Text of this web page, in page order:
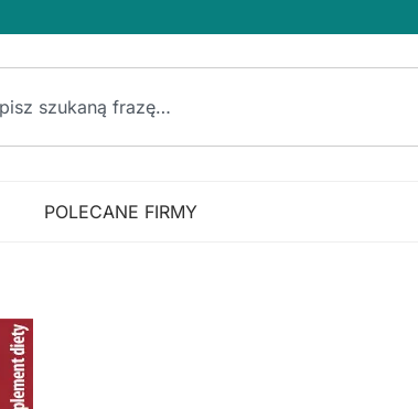
POLECANE FIRMY